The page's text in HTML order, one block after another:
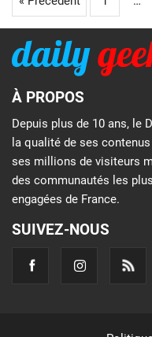
À PROPOS
Depuis plus de 10 ans, le
la qualité de ses
ses millions de visiteurs
des communautés les
engagées de France.
SUIVEZ-NOUS